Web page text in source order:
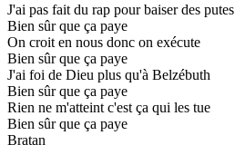
J'ai pas fait du rap pour baiser des putes
Bien sûr que ça paye
On croit en nous donc on exécute
Bien sûr que ça paye
J'ai foi de Dieu plus qu'à Belzébuth
Bien sûr que ça paye
Rien ne m'atteint c'est ça qui les tue
Bien sûr que ça paye
Bratan